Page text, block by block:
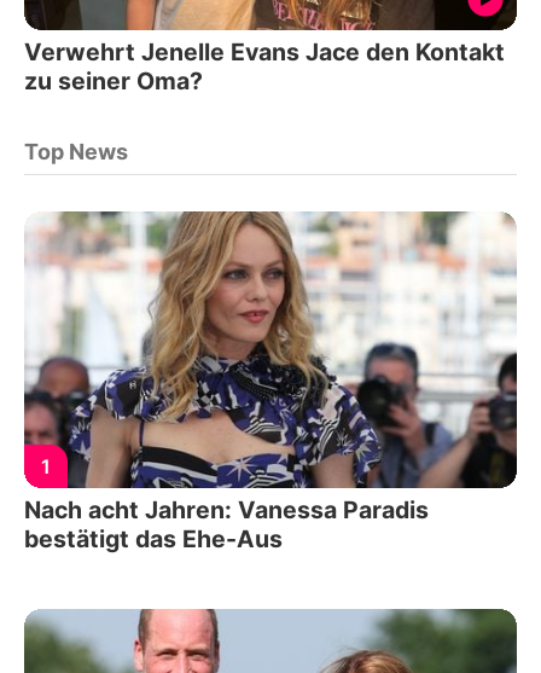
Verwehrt Jenelle Evans Jace den Kontakt
zu seiner Oma?
Top News
1
Nach acht Jahren: Vanessa Paradis
bestätigt das Ehe-Aus